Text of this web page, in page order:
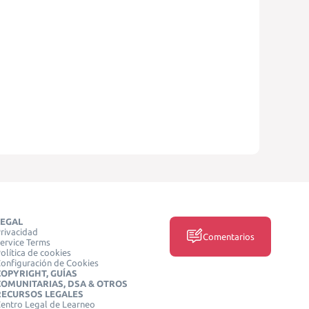
Terms
de cookies
de Cookies
GUÍAS
DSA & OTROS
LEGALES
Legal de Learneo
Comentarios